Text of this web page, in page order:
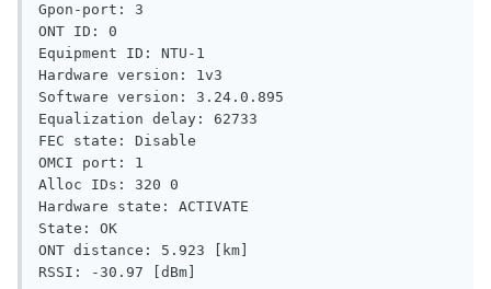
Gpon-port: 3
ONT ID: 0
Equipment ID: NTU-1
Hardware version: 1v3
Software version: 3.24.0.895
Equalization delay: 62733
FEC state: Disable
OMCI port: 1
Alloc IDs: 320 0
Hardware state: ACTIVATE
State: OK
ONT distance: 5.923 [km]
RSSI: -30.97 [dBm]